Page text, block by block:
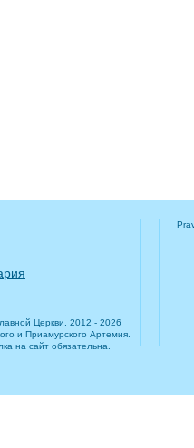
Церкви, 2012 - 2026
и Приамурского Артемия.
на сайт обязательна.